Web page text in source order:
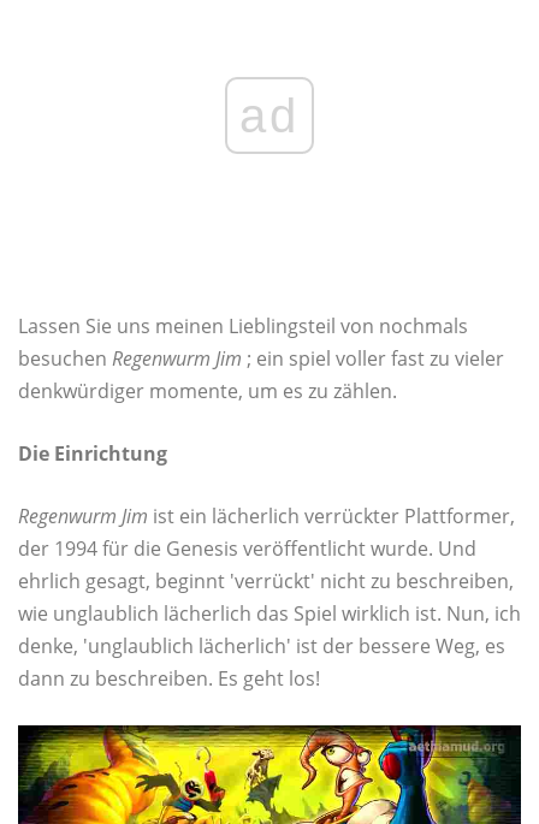
ad
Lassen Sie uns meinen Lieblingsteil von nochmals
besuchen Regenwurm Jim ; ein spiel voller fast zu vieler
denkwürdiger momente, um es zu zählen.
Die Einrichtung
Regenwurm Jim ist ein lächerlich verrückter Plattformer,
der 1994 für die Genesis veröffentlicht wurde. Und
ehrlich gesagt, beginnt 'verrückt' nicht zu beschreiben,
wie unglaublich lächerlich das Spiel wirklich ist. Nun, ich
denke, 'unglaublich lächerlich' ist der bessere Weg, es
dann zu beschreiben. Es geht los!